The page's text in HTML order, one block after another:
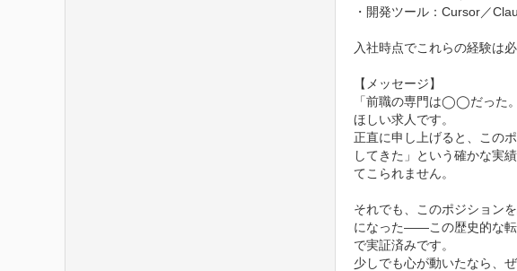
・開発ツール：Cursor／
入社時点でこれらの経験は
【メッセージ】
「前職の専門は◯◯だった
ほしい求人です。
正直に申し上げると、この
してきた」という確かな実
てこられません。
それでも、このポジション
になった——この歴史的な転
で実証済みです。
少しでも心が動いたなら、